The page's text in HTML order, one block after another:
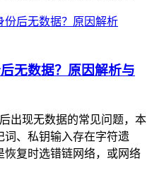
无数据？原因解析与
出现无数据的常见问题，本
、私钥输入存在字符遗
恢复时选错链网络，或网络